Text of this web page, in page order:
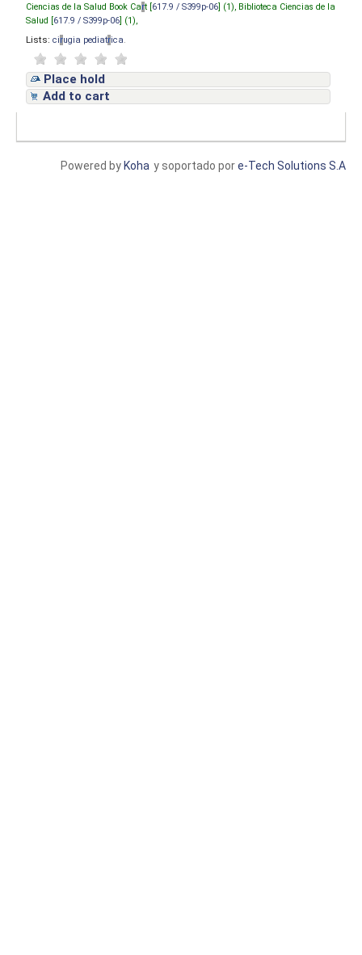
Ciencias de la Salud Book Cart [ 617.9 / S399p-06 ] (1), Biblioteca Ciencias de la
Salud [ 617.9 / S399p-06 ] (1),
Lists: cirugia pediatrica
Place hold
Add to cart
y soportado pore-Tech Solutions S.A
Powered by Koha